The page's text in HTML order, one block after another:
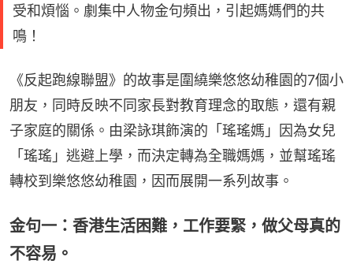
受和煩惱。劇集中人物金句頻出，引起媽媽們的共
鳴！
《反起跑線聯盟》的故事是圍繞樂悠悠幼稚園的7個小
朋友，同時反映不同家長對教育理念的取態，還有親
子家庭的關係。由梁詠琪飾演的「瑤瑤媽」因為女兒
「瑤瑤」逃避上學，而決定轉為全職媽媽，並幫瑤瑤
轉校到樂悠悠幼稚園，因而展開一系列故事。
金句一：香港生活困難，工作要緊，做父母真的
不容易。